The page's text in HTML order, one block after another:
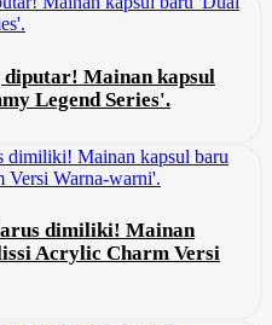
diputar! Mainan kapsul
Legend Series'.
dimiliki! Mainan
Acrylic Charm Versi